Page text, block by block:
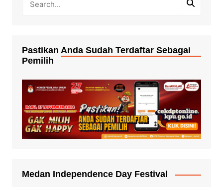
Pastikan Anda Sudah Terdaftar Sebagai
Pemilih
Medan Independence Day Festival